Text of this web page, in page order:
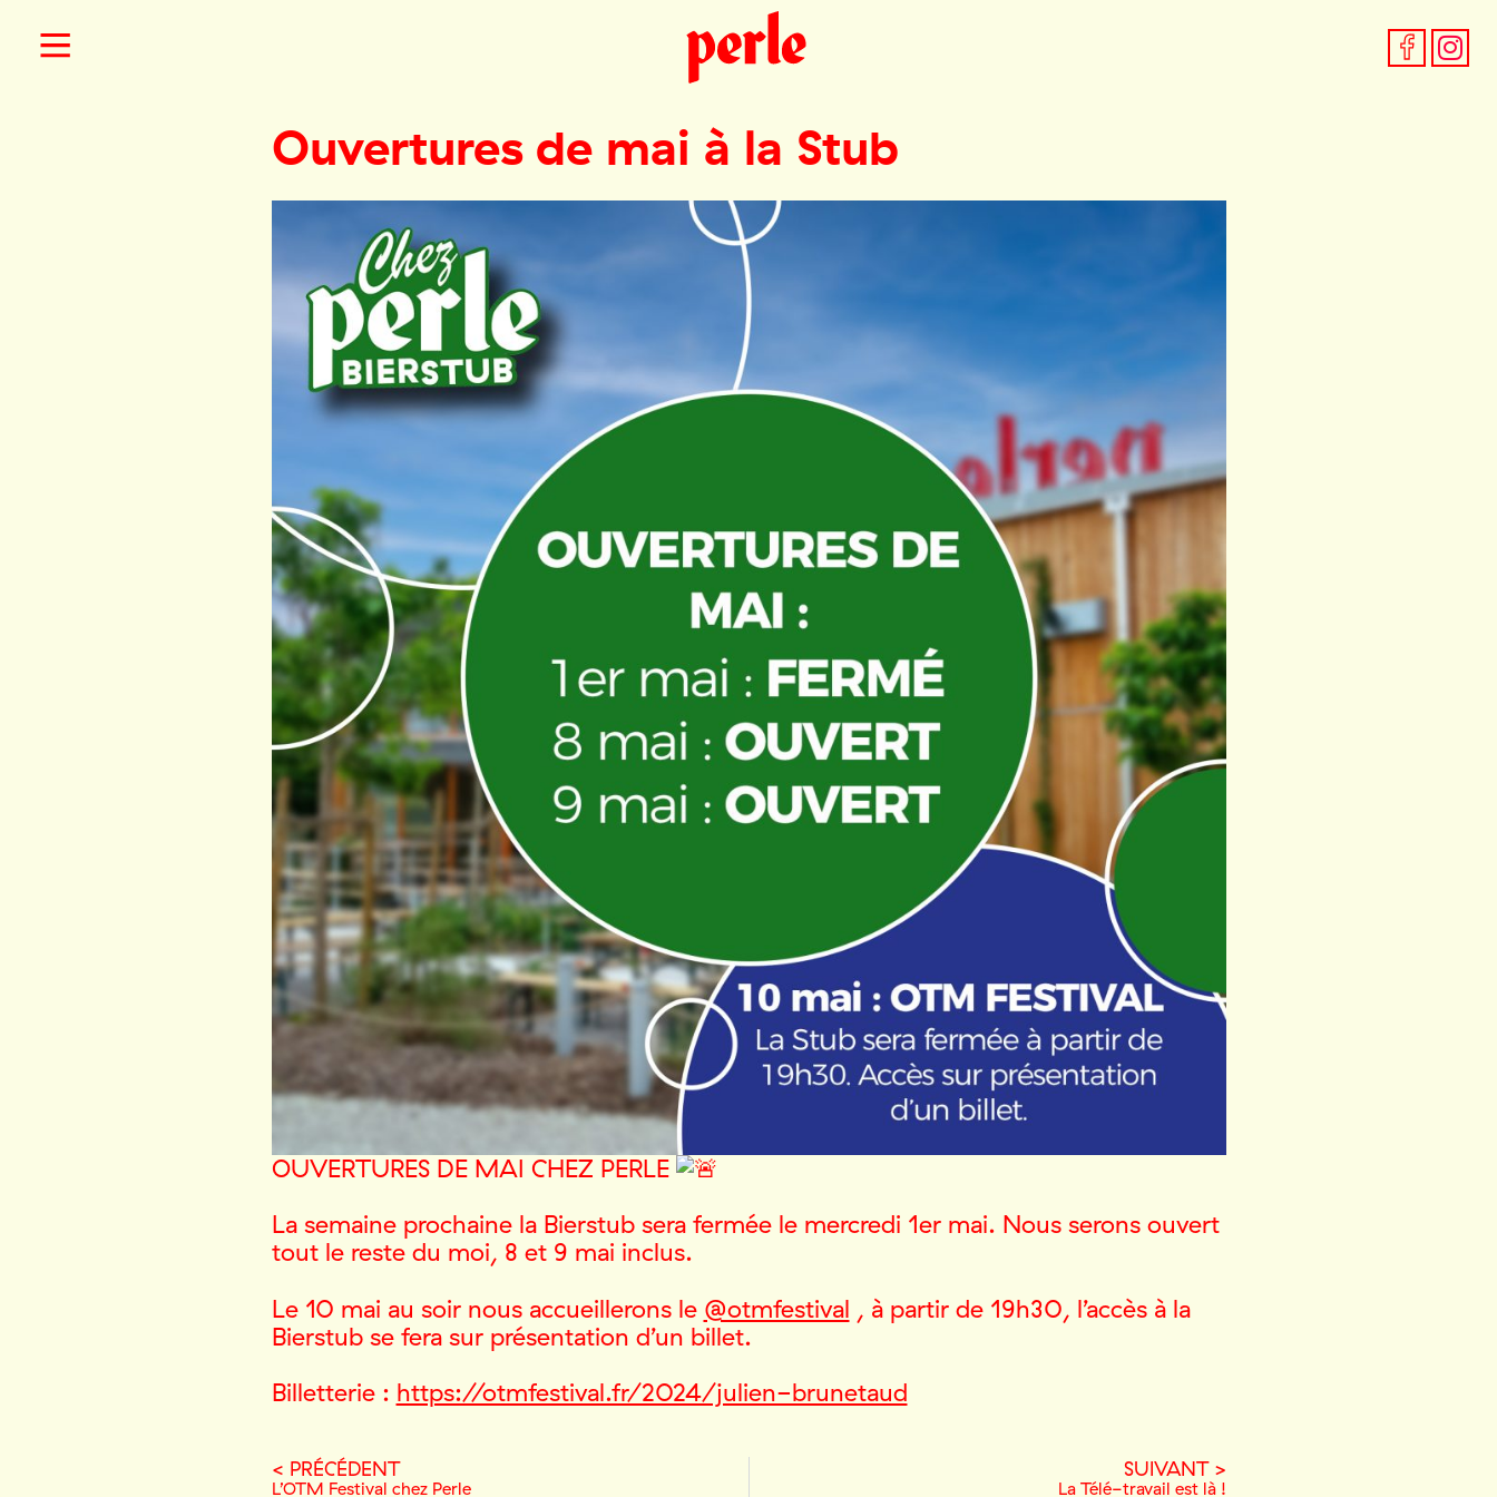
Ouvertures de mai à la Stub
OUVERTURES DE MAI CHEZ PERLE
La semaine prochaine la Bierstub sera fermée le mercredi 1er mai. Nous serons ouvert
tout le reste du moi, 8 et 9 mai inclus.
Le 10 mai au soir nous accueillerons le @otmfestival , à partir de 19h30, l’accès à la
Bierstub se fera sur présentation d’un billet.
Billetterie : https://otmfestival.fr/2024/julien-brunetaud
< PRÉCÉDENT
L’OTM Festival chez Perle
SUIVANT >
La Télé-travail est là !